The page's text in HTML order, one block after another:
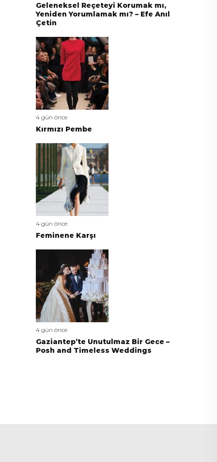
Geleneksel Reçeteyi Korumak mı,
Yeniden Yorumlamak mı? – Efe Anıl
Çetin
4 gün önce
Kırmızı Pembe
4 gün önce
Feminene Karşı
4 gün önce
Gaziantep’te Unutulmaz Bir Gece –
Posh and Timeless Weddings